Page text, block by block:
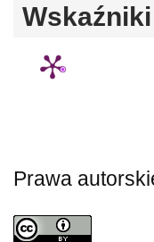
Wskaźniki
Prawa